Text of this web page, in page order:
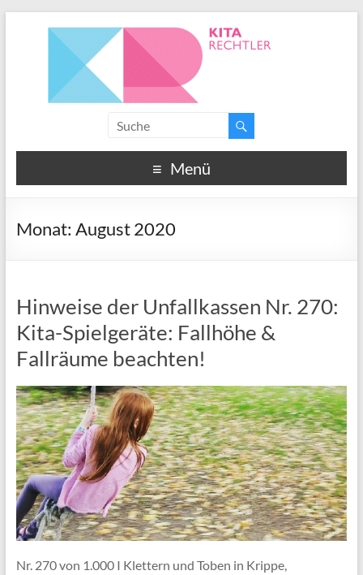
Menü
Monat: August 2020
Hinweise der Unfallkassen Nr. 270:
Kita-Spielgeräte: Fallhöhe &
Fallräume beachten!
Nr. 270 von 1.000 I Klettern und Toben in Krippe,